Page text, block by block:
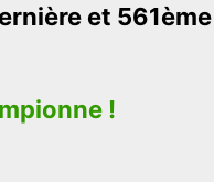
et 561ème
!